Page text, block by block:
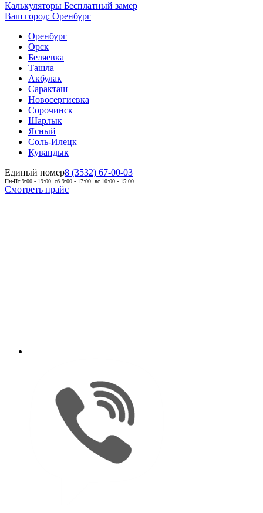
Калькуляторы Бесплатный замер
Ваш город: Оренбург
Оренбург
Орск
Беляевка
Ташла
Акбулак
Саракташ
Новосергиевка
Сорочинск
Шарлык
Ясный
Соль-Илецк
Кувандык
Единый номер8 (3532) 67-00-03
Пн-Пт 9:00 - 19:00, сб 9:00 - 17:00, вс 10:00 - 15:00
Смотреть прайс